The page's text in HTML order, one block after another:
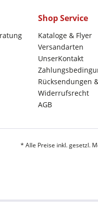
Shop Service
Kataloge & Flyer
Versandarten
UnserKontakt
Rücksendungen
Widerrufsrecht
AGB
* Alle Preise inkl. gesetzl.